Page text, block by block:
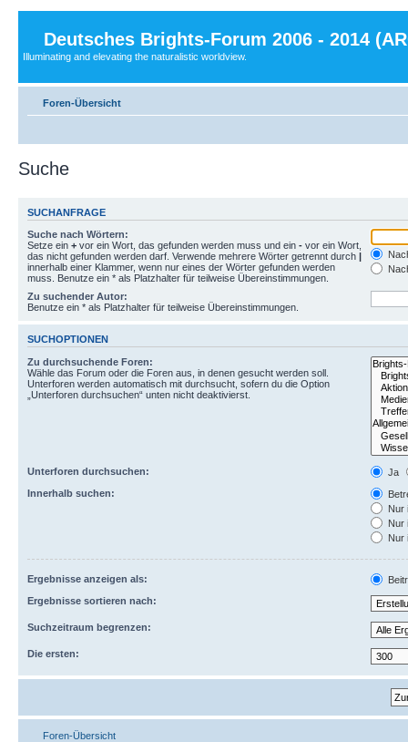
Deutsches Brights-Forum 2006 - 2014
Illuminating and elevating the naturalistic worldview.
Foren-Übersicht
Suche
SUCHANFRAGE
Suche nach Wörtern:
Setze ein + vor ein Wort, das gefunden werden muss und ein - vor ein Wort,
das nicht gefunden werden darf. Verwende mehrere Wörter getrennt durch |
innerhalb einer Klammer, wenn nur eines der Wörter gefunden werden
muss. Benutze ein * als Platzhalter für teilweise Übereinstimmungen.
Zu suchender Autor:
Benutze ein * als Platzhalter für teilweise Übereinstimmungen.
SUCHOPTIONEN
Zu durchsuchende Foren:
Wähle das Forum oder die Foren aus, in denen gesucht werden soll.
Unterforen werden automatisch mit durchsucht, sofern du die Option
„Unterforen durchsuchen“ unten nicht deaktivierst.
Unterforen durchsuchen:
Ja
Innerhalb suchen:
Nur
Nur
Nur
Ergebnisse anzeigen als:
Ergebnisse sortieren nach:
Suchzeitraum begrenzen:
Die ersten:
Foren-Übersicht